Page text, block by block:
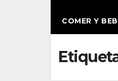
COMER Y